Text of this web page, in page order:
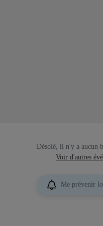
Désolé, il n'y a aucun
Voir d'autres
Me prévenir